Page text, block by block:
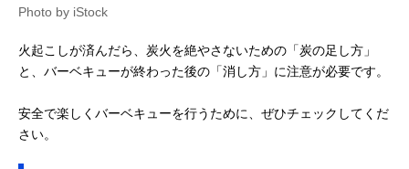
Photo by iStock
火起こしが済んだら、炭火を絶やさないための「炭の足し方」
と、バーベキューが終わった後の「消し方」に注意が必要です。
安全で楽しくバーベキューを行うために、ぜひチェックしてくだ
さい。